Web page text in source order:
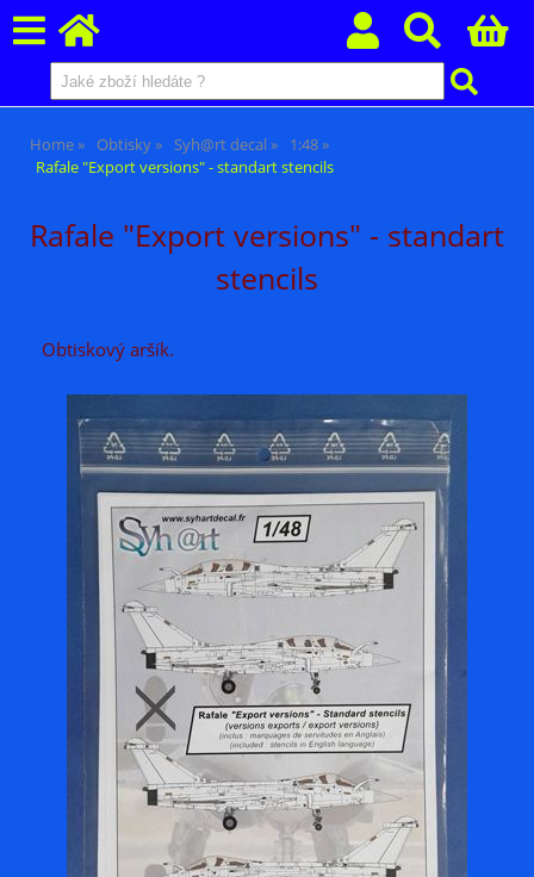
Home Obtisky Syh@rt decal
1:48
Rafale "Export versions" - standart stencils
Rafale "Export versions" - standart
stencils
Obtiskový aršík.